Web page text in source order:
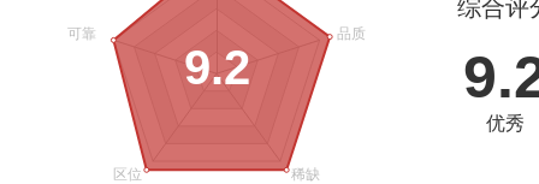
9.2
综合评
优秀